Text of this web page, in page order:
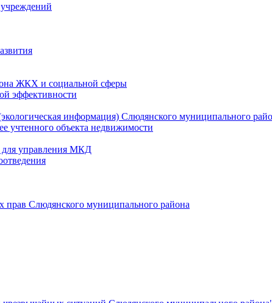
учреждений
ЖКХ и социальной сферы
эффективности
информация) Слюдянского муниципального
учтенного объекта недвижимости
для управления МКД
прав Слюдянского муниципального района